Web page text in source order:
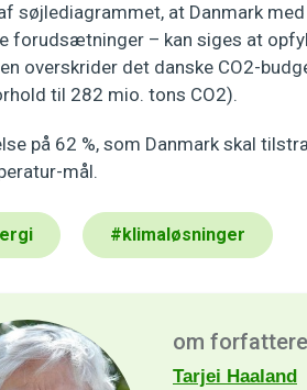
søjlediagrammet, at Danmark
forudsætninger – kan siges at
overskrider det danske CO2-
til 282 mio. tons CO2).
på 62 %, som Danmark skal
mål.
#klimaløsninger
om
Tarjei Haaland